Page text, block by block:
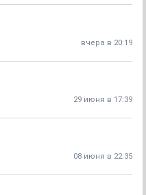
вчера в 20:19
29 июня в 17:39
08 июня в 22:35